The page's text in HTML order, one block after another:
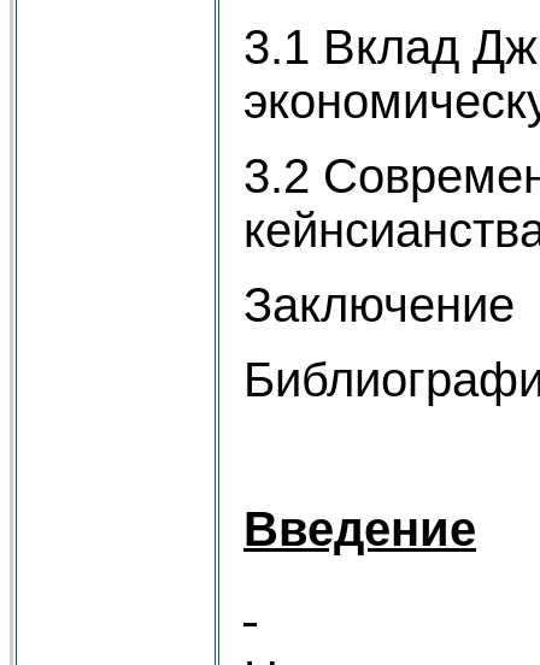
3.1 Вклад
3.2
Заключение
Введение